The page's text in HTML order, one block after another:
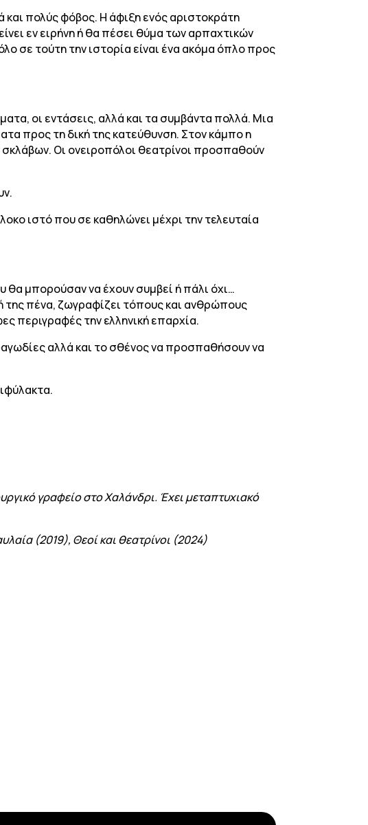
πολύς φόβος. Η άφιξη ενός αριστοκράτη
εν ειρήνη ή θα πέσει θύμα των αρπαχτικών
σε τούτη την ιστορία είναι ένα ακόμα όπλο προς
οι εντάσεις, αλλά και τα συμβάντα πολλά. Μια
προς τη δική της κατεύθυνση. Στον κάμπο η
σκλάβων. Οι ονειροπόλοι θεατρίνοι προσπαθούν
ιστό που σε καθηλώνει μέχρι την τελευταία
θα μπορούσαν να έχουν συμβεί ή πάλι όχι…
της πένα, ζωγραφίζει τόπους και ανθρώπους
περιγραφές την ελληνική επαρχία.
αλλά και το σθένος να προσπαθήσουν να
γραφείο στο Χαλάνδρι. Έχει μεταπτυχιακό
(2019), Θεοί και θεατρίνοι (2024)